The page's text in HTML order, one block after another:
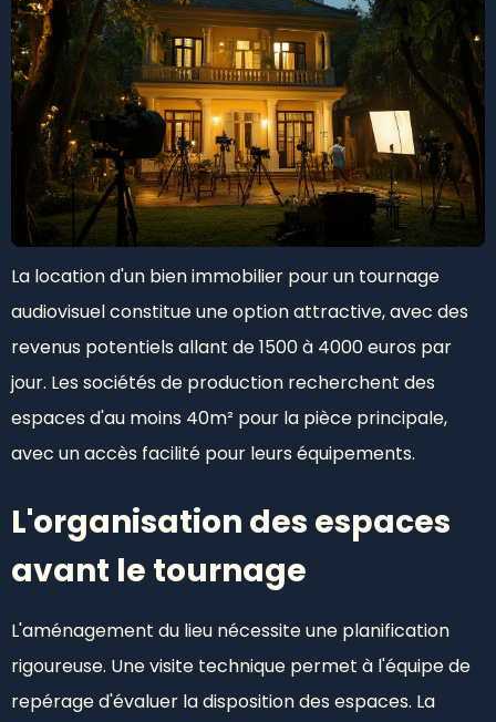
La location d'un bien immobilier pour un tournage
audiovisuel constitue une option attractive, avec des
revenus potentiels allant de 1500 à 4000 euros par
jour. Les sociétés de production recherchent des
espaces d'au moins 40m² pour la pièce principale,
avec un accès facilité pour leurs équipements.
L'organisation des espaces
avant le tournage
L'aménagement du lieu nécessite une planification
rigoureuse. Une visite technique permet à l'équipe de
repérage d'évaluer la disposition des espaces. La